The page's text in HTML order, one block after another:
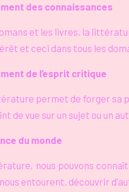
des connaissances
et les livres, la
et ceci dans tous les
de l’esprit critique
permet de forger sa
de vue sur un sujet ou un
du monde
nous pouvons
entourent, découvrir